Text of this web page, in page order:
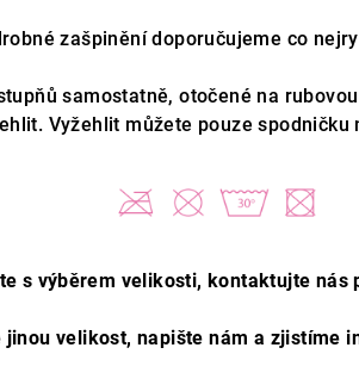
zašpinění doporučujeme co
samostatně, otočené na
Vyžehlit můžete pouze spodničku
s výběrem velikosti, kontaktujte nás
jinou velikost, napište nám a zjistíme